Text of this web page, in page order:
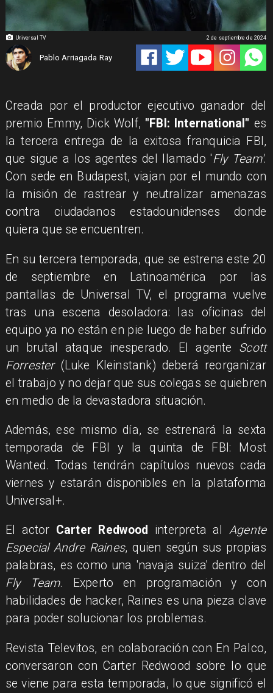
Universal TV
Pablo Arriagada Ray
2 de septiembre de 2024
Creada por el productor ejecutivo ganador del
premio Emmy, Dick Wolf, "FBI: International" es
la tercera entrega de la exitosa franquicia FBI,
que sigue a los agentes del llamado 'Fly Team'.
Con sede en Budapest, viajan por el mundo con
la misión de rastrear y neutralizar amenazas
contra ciudadanos estadounidenses donde
quiera que se encuentren.
En su tercera temporada, que se estrena este 20
de septiembre en Latinoamérica por las
pantallas de Universal TV, el programa vuelve
tras una escena desoladora: las oficinas del
equipo ya no están en pie luego de haber sufrido
un brutal ataque inesperado. El agente Scott
Forrester(Luke Kleinstank) deberá reorganizar
el trabajo y no dejar que sus colegas se quiebren
en medio de la devastadora situación.
Además, ese mismo día, se estrenará la sexta
temporada de FBI y la quinta de FBI: Most
Wanted. Todas tendrán capítulos nuevos cada
viernes y estarán disponibles en la plataforma
Universal+.
El actor Carter Redwood interpreta al Agente
Especial Andre Raines, quien según sus propias
palabras, es como una 'navaja suiza' dentro del
Fly Team. Experto en programación y con
habilidades de hacker, Raines es una pieza clave
para poder solucionar los problemas.
Revista Televitos, en colaboración con En Palco,
conversaron con Carter Redwood sobre lo que
se viene para esta temporada, lo que significó el